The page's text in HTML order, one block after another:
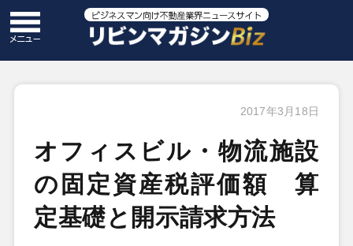
2017年3月18日
オフィスビル・物流施設
の固定資産税評価額 算
定基礎と開示請求方法